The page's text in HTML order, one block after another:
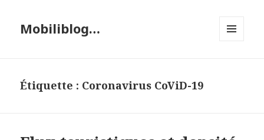
Mobiliblog…
Étiquette : Coronavirus CoViD-19